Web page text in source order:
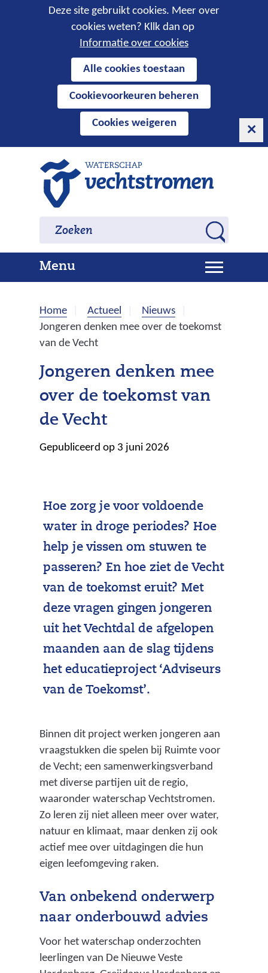
Cookies
toestaan?
Deze site gebruikt cookies. Meer over
cookies weten? Kllk dan op
Informatie over cookies
cookies
deze
website
worden
toegestaan
geweigerd.
Alle cookies toestaan
Cookievoorkeuren beheren
Cookies weigeren
naar
o
e
k
e
Zoeken Zoeken
MenuU
i
l
a
p
e
n
Home Actueel
Nieuws
Jongeren denken mee over de toekomst
van de Vecht
Jongeren denken mee
over de toekomst van
de Vecht
Gepubliceerd op 3 juni 2026
Hoe zorg je voor voldoende
water in droge periodes? Hoe
help je vissen om stuwen te
passeren? En hoe ziet de Vecht
van de toekomst eruit? Met
deze vragen gingen jongeren
uit het Vechtdal de afgelopen
maanden aan de slag tijdens
het educatieproject ‘Adviseurs
van de Toekomst’.
Binnen dit project werken jongeren aan
vraagstukken die spelen bij Ruimte voor
de Vecht; een samenwerkingsverband
met diverse partijen uit de regio,
waaronder waterschap Vechtstromen.
Zo leren zij niet alleen meer over water,
natuur en klimaat, maar denken zij ook
actief mee over uitdagingen die hun
eigen leefomgeving raken.
Van onbekend onderwerp
naar onderbouwd advies
Voor het waterschap onderzochten
leerlingen van De Nieuwe Veste